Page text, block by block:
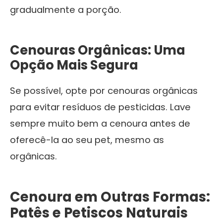
gradualmente a porção.
Cenouras Orgânicas: Uma
Opção Mais Segura
Se possível, opte por cenouras orgânicas
para evitar resíduos de pesticidas. Lave
sempre muito bem a cenoura antes de
oferecê-la ao seu pet, mesmo as
orgânicas.
Cenoura em Outras Formas:
Patês e Petiscos Naturais